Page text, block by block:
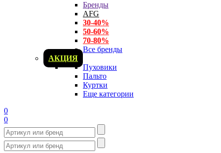
Бренды
AFG
30-40%
50-60%
70-80%
Все бренды
АКЦИЯ
Пуховики
Пальто
Куртки
Еще категории
0
0